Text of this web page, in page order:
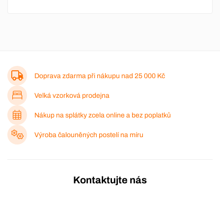
Doprava zdarma při nákupu nad 25 000 Kč
Velká vzorková prodejna
Nákup na splátky zcela online a bez poplatků
Výroba čalouněných postelí na míru
Kontaktujte nás